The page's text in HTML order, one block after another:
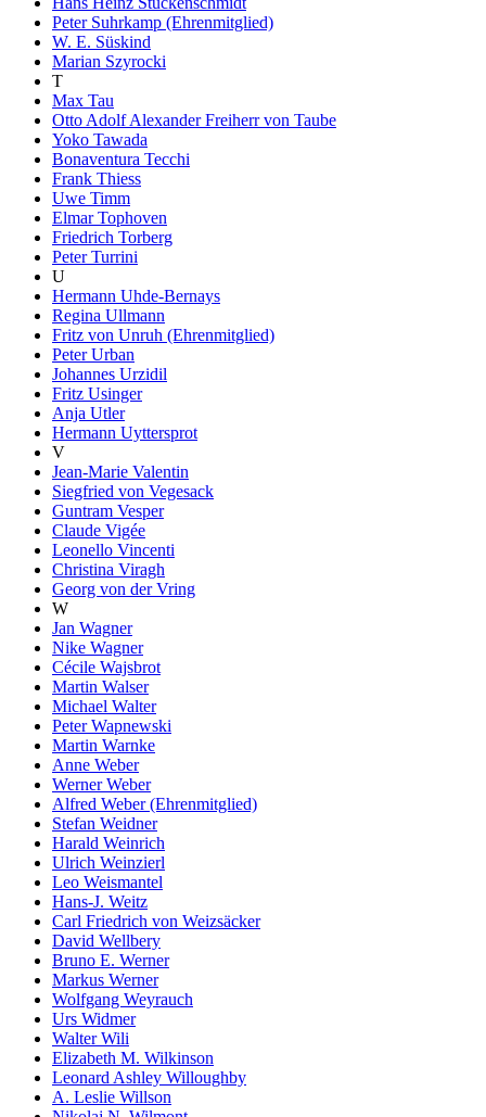
Peter Suhrkamp (Ehrenmitglied)
W. E. Süskind
Marian Szyrocki
T
Max Tau
Otto Adolf Alexander Freiherr von Taube
Yoko Tawada
Bonaventura Tecchi
Frank Thiess
Uwe Timm
Elmar Tophoven
Friedrich Torberg
Peter Turrini
U
Hermann Uhde-Bernays
Regina Ullmann
Fritz von Unruh (Ehrenmitglied)
Peter Urban
Johannes Urzidil
Fritz Usinger
Anja Utler
Hermann Uyttersprot
V
Jean-Marie Valentin
Siegfried von Vegesack
Guntram Vesper
Claude Vigée
Leonello Vincenti
Christina Viragh
Georg von der Vring
W
Jan Wagner
Nike Wagner
Cécile Wajsbrot
Martin Walser
Michael Walter
Peter Wapnewski
Martin Warnke
Anne Weber
Werner Weber
Alfred Weber (Ehrenmitglied)
Stefan Weidner
Harald Weinrich
Ulrich Weinzierl
Leo Weismantel
Hans-J. Weitz
Carl Friedrich von Weizsäcker
David Wellbery
Bruno E. Werner
Markus Werner
Wolfgang Weyrauch
Urs Widmer
Walter Wili
Elizabeth M. Wilkinson
Leonard Ashley Willoughby
A. Leslie Willson